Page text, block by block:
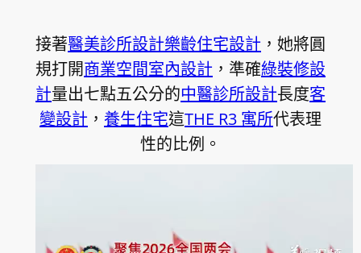
接著醫美診所設計樂齡住宅設計 ，她將圓
規打開商業空間室內設計 ，準確綠裝修設
計量出七點五公分的中醫診所設計長度客
變設計 ， 養生住宅這THE R3 寓所代表理
性的比例。